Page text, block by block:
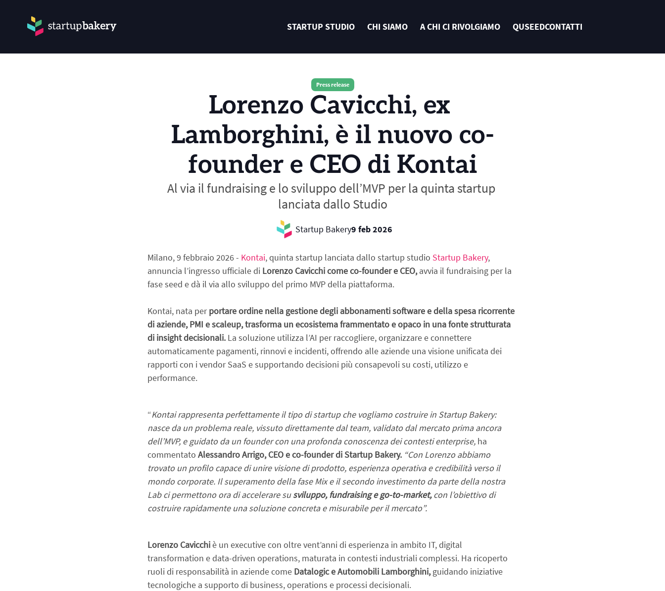
STARTUP STUDIO CHI SIAMO A CHI CI RIVOLGIAMO QUSEEDCONTATTI
Press release
Lorenzo Cavicchi, ex
Lamborghini, è il nuovo co-
founder e CEO di Kontai
Al via il fundraising e lo sviluppo dell’MVP per la quinta startup
lanciata dallo Studio
Startup Bakery9 feb 2026
Milano, 9 febbraio 2026 - Kontai, quinta startup lanciata dallo startup studio Startup Bakery,
annuncia l’ingresso ufficiale di Lorenzo Cavicchi come co-founder e CEO, avvia il fundraising per la
fase seed e dà il via allo sviluppo del primo MVP della piattaforma.
Kontai, nata per portare ordine nella gestione degli abbonamenti software e della spesa ricorrente
di aziende, PMI e scaleup, trasforma un ecosistema frammentato e opaco in una fonte strutturata
di insight decisionali. La soluzione utilizza l’AI per raccogliere, organizzare e connettere
automaticamente pagamenti, rinnovi e incidenti, offrendo alle aziende una visione unificata dei
rapporti con i vendor SaaS e supportando decisioni più consapevoli su costi, utilizzo e
performance.
“Kontai rappresenta perfettamente il tipo di startup che vogliamo costruire in Startup Bakery:
nasce da un problema reale, vissuto direttamente dal team, validato dal mercato prima ancora
dell’MVP, e guidato da un founder con una profonda conoscenza dei contesti enterprise, ha
commentato Alessandro Arrigo, CEO e co-founder di Startup Bakery. “Con Lorenzo abbiamo
trovato un profilo capace di unire visione di prodotto, esperienza operativa e credibilità verso il
mondo corporate. Il superamento della fase Mix e il secondo investimento da parte della nostra
Lab ci permettono ora di accelerare su sviluppo, fundraising e go-to-market, con l’obiettivo di
costruire rapidamente una soluzione concreta e misurabile per il mercato”.
Lorenzo Cavicchi è un executive con oltre vent’anni di esperienza in ambito IT, digital
transformation e data-driven operations, maturata in contesti industriali complessi. Ha ricoperto
ruoli di responsabilità in aziende come Datalogic e Automobili Lamborghini, guidando iniziative
tecnologiche a supporto di business, operations e processi decisionali.